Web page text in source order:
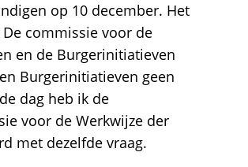
op 10 december. Het
commissie voor de
en de Burgerinitiatieven
Burgerinitiatieven geen
dag heb ik de
voor de Werkwijze der
met dezelfde vraag.